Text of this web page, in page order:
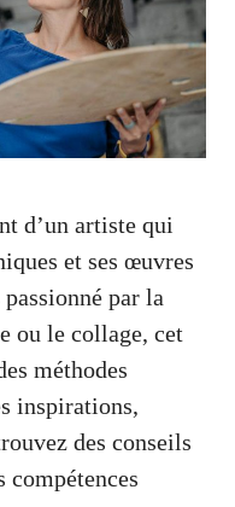
d’un artiste qui
et ses œuvres
par la
ou le collage, cet
méthodes
inspirations,
des conseils